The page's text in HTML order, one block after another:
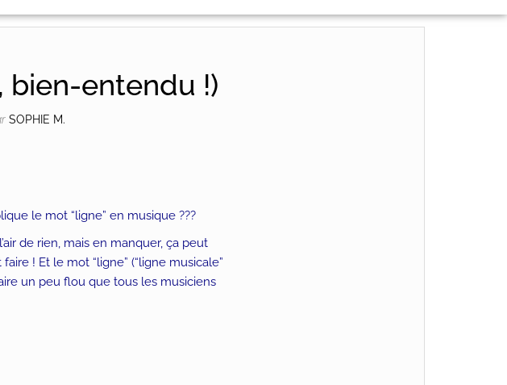
bien-entendu !)
SOPHIE M.
le mot “ligne” en musique ???
de rien, mais en manquer, ça peut
! Et le mot “ligne” (“ligne musicale”
un peu flou que tous les musiciens